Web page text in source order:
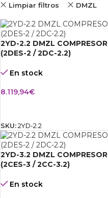
Limpiar filtros DMZL
2YD-2.2 DMZL COMPRESOR
(2DES-2 / 2DC-2.2)
En stock
8.119,94€
SKU: 2YD-2.2
2YD-3.2 DMZL COMPRESOR
(2CES-3 / 2CC-3.2)
En stock